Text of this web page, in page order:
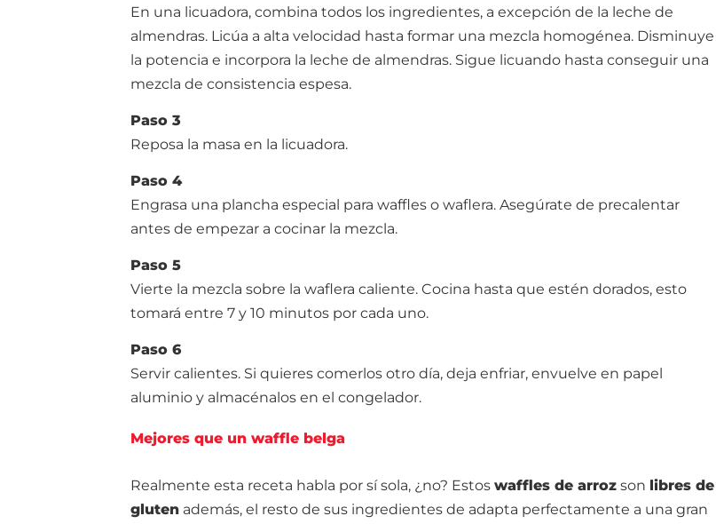
En una licuadora, combina todos los ingredientes, a excepción de la leche de
almendras. Licúa a alta velocidad hasta formar una mezcla homogénea. Disminuye
la potencia e incorpora la leche de almendras. Sigue licuando hasta conseguir una
mezcla de consistencia espesa.
Paso 3
Reposa la masa en la licuadora.
Paso 4
Engrasa una plancha especial para waffles o waflera. Asegúrate de precalentar
antes de empezar a cocinar la mezcla.
Paso 5
Vierte la mezcla sobre la waflera caliente. Cocina hasta que estén dorados, esto
tomará entre 7 y 10 minutos por cada uno.
Paso 6
Servir calientes. Si quieres comerlos otro día, deja enfriar, envuelve en papel
aluminio y almacénalos en el congelador.
Mejores que un waffle belga
Realmente esta receta habla por sí sola, ¿no? Estos waffles de arroz son libres de
gluten además, el resto de sus ingredientes de adapta perfectamente a una gran